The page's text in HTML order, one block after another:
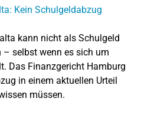
kann nicht als Schulgeld
– selbst wenn es sich um
Das Finanzgericht Hamburg
in einem aktuellen Urteil
müssen.